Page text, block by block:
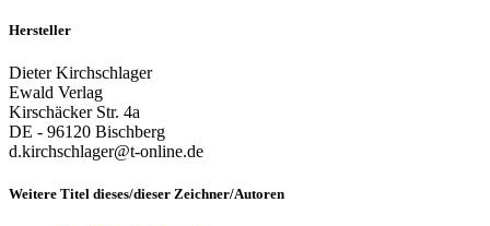
Hersteller
Dieter Kirchschlager
Ewald Verlag
Kirschäcker Str. 4a
DE - 96120 Bischberg
d.kirchschlager@t-online.de
Weitere Titel dieses/dieser Zeichner/Autoren